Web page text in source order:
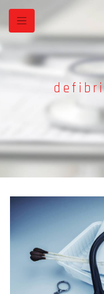
Panneau de gestion